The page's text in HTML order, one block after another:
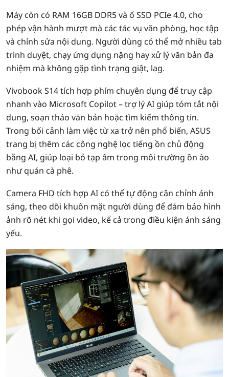
Máy còn có RAM 16GB DDR5 và ổ SSD PCIe 4.0, cho
phép vận hành mượt mà các tác vụ văn phòng, học tập
và chỉnh sửa nội dung. Người dùng có thể mở nhiều tab
trình duyệt, chạy ứng dụng nặng hay xử lý văn bản đa
nhiệm mà không gặp tình trạng giật, lag.
Vivobook S14 tích hợp phím chuyên dụng để truy cập
nhanh vào Microsoft Copilot – trợ lý AI giúp tóm tắt nội
dung, soạn thảo văn bản hoặc tìm kiếm thông tin.
Trong bối cảnh làm việc từ xa trở nên phổ biến, ASUS
trang bị thêm các công nghệ lọc tiếng ồn chủ động
bằng AI, giúp loại bỏ tạp âm trong môi trường ồn ào
như quán cà phê.
Camera FHD tích hợp AI có thể tự động cân chỉnh ánh
sáng, theo dõi khuôn mặt người dùng để đảm bảo hình
ảnh rõ nét khi gọi video, kể cả trong điều kiện ánh sáng
yếu.